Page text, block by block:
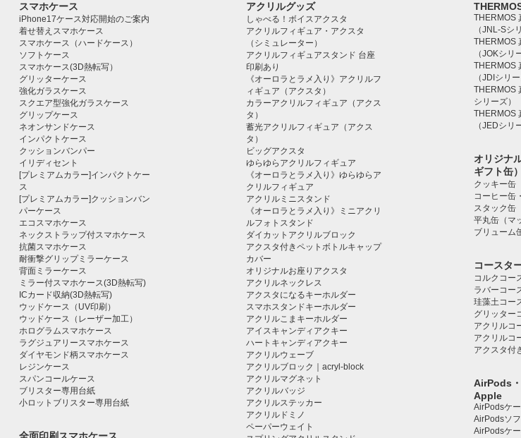
スマホケース
iPhone17ケース対応開始のご案内
着せ替えスマホケース
スマホケース（ハードケース）
ソフトケース
スマホケース(3D熱転写）
グリッターケース
強化ガラスケース
スクエア型強化ガラスケース
グリップケース
ネオンサンドケース
インパクトケース
クッションバンパー
イリディセント
[プレミアムカラー]インパクトケー
ス
[プレミアムカラー]クッションバン
パーケース
エコスマホケース
ネックストラップ付スマホケース
抗菌スマホケース
耐衝撃グリップミラーケース
背面ミラーケース
ミラー付スマホケース(3D熱転写)
ICカード収納(3D熱転写)
ウッドケース（UV印刷）
ウッドケース（レーザー加工）
ホログラムスマホケース
ラグジュアリースマホケース
ダイヤモンド柄スマホケース
レジンケース
スパンコールケース
ブリスター専用台紙
小ロットブリスター専用台紙
アクリルグッズ
しゃべる！ボイスアクスタ
アクリルフィギュア・アクスタ
（シミュレーター）
アクリルフィギュアスタンド 台座
印刷あり
《オーロラとラメ入り》アクリルフ
ィギュア（アクスタ）
カラーアクリルフィギュア（アクス
タ）
蓄光アクリルフィギュア（アクス
タ）
ビッグアクスタ
ゆらゆらアクリルフィギュア
《オーロラとラメ入り》ゆらゆらア
クリルフィギュア
アクリルミニスタンド
《オーロラとラメ入り》ミニアクリ
ルフォトスタンド
ダイカットアクリルブロック
アクスタ付きペットボトルキャップ
カバー
オリジナルお座りアクスタ
アクリルネックレス
アクスタになるキーホルダー
スマホスタンドキーホルダー
アクリルこまキーホルダー
アイスキャンディアクキー
ハートキャンディアクキー
アクリルウェーブ
アクリルブロック｜acryl-block
アクリルマグネット
アクリルバッジ
アクリルステッカー
アクリルドミノ
ペーパーウェイト
THERMOS
（JNL-Sシ
THERMOS
（JOKシリ
THERMOS
（JDIシリー
THERMOS
シリーズ）
THERMOS
（JEDシリ
オリジナ
ギフト缶）
クッキー缶
コーヒー缶
スタック缶
平丸缶（マ
ブリューム
コースタ
コルクコー
ラバーコー
珪藻土コー
グリッター
アクリルコ
アクリルコ
アクスタ付
AirPods
Apple
AirPodsケ
AirPodsソ
AirPodsケ